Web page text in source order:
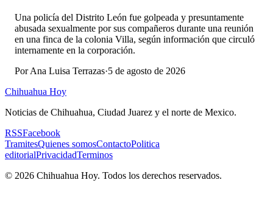
Una policía del Distrito León fue golpeada y presuntamente
abusada sexualmente por sus compañeros durante una reunión
en una finca de la colonia Villa, según información que circuló
internamente en la corporación.
PorAna Luisa Terrazas·5 de agosto de 2026
Chihuahua Hoy
Noticias de Chihuahua, Ciudad Juarez y el norte de Mexico.
RSSFacebook
TramitesQuienes somosContactoPolitica
editorialPrivacidadTerminos
© 2026 Chihuahua Hoy. Todos los derechos reservados.